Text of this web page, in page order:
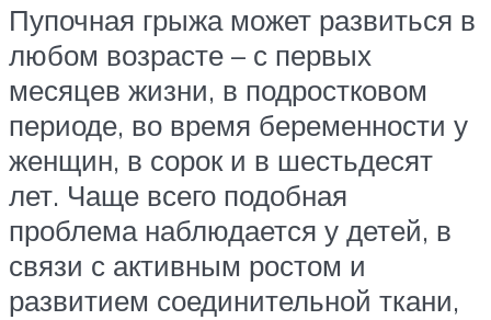
Пупочная грыжа может развиться в
любом возрасте – с первых
месяцев жизни, в подростковом
периоде, во время беременности у
женщин, в сорок и в шестьдесят
лет. Чаще всего подобная
проблема наблюдается у детей, в
связи с активным ростом и
развитием соединительной ткани,